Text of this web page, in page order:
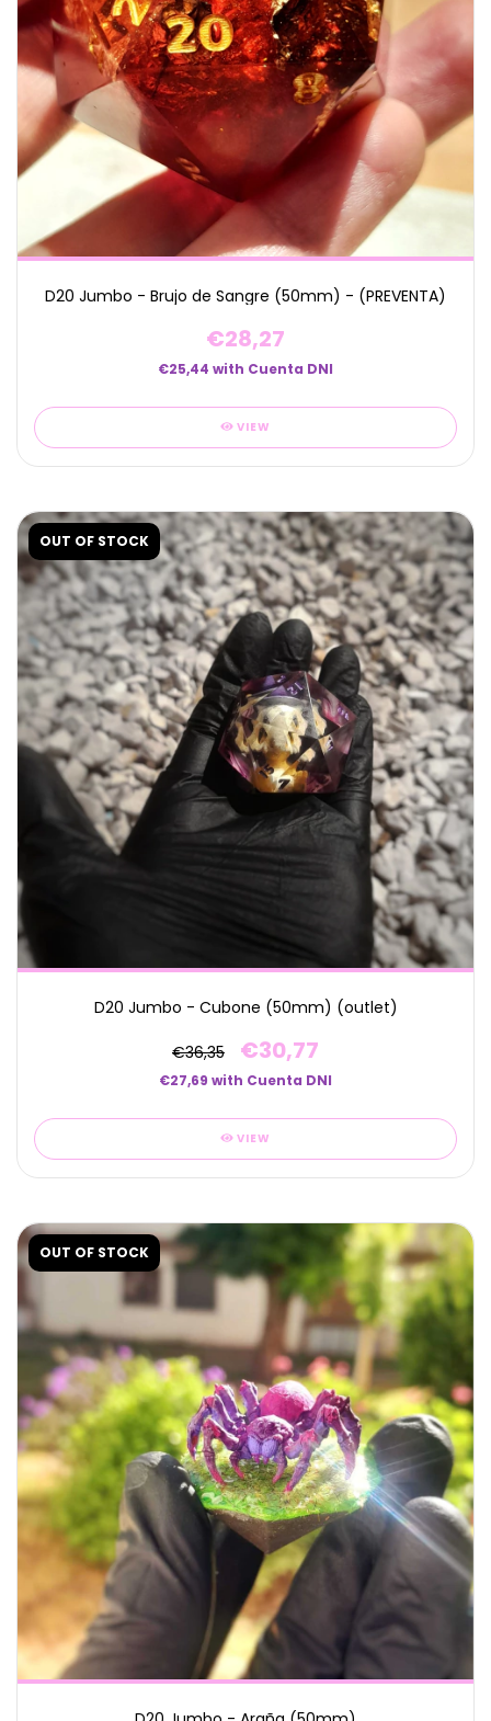
D20 Jumbo - Brujo de Sangre (50mm) - (PREVENTA)
€28,27
€25,44 with Cuenta DNI
VIEW
OUT OF STOCK
D20 Jumbo - Cubone (50mm) (outlet)
€36,35 €30,77
€27,69 with Cuenta DNI
VIEW
OUT OF STOCK